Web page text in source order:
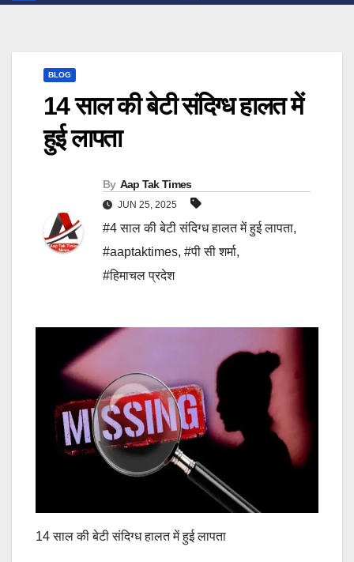
BLOG
14 साल की बेटी संदिग्ध हालत में
हुई लापता
By Aap Tak Times
JUN 25, 2025
#4 साल की बेटी संदिग्ध हालत में हुई लापता,
#aaptaktimes, #पी सी शर्मा,
#हिमाचल प्रदेश
14 साल की बेटी संदिग्ध हालत में हुई लापता